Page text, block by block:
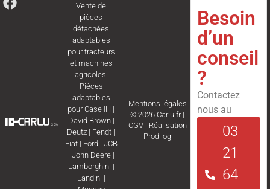
Vente de
pièces
détachées
adaptables
pour tracteurs
et machines
agricoles.
Pièces
adaptables
pourCase IH |
David Brown|
Deutz | Fendt |
Fiat| Ford | JCB
| John Deere|
Lamborghini |
Landini |
Mentions légales
© 2026 Carlu.fr |
CGV| Réalisation
Prodilog
Besoin
d’un
conseil
?
Contactez
nous au
03
21
64